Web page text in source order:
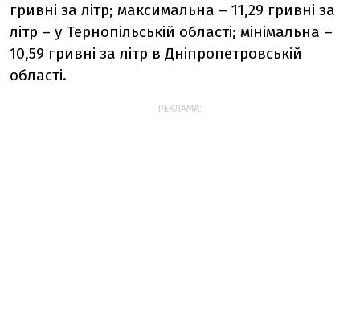
гривні за літр; максимальна – 11,29 гривні за
літр – у Тернопільській області; мінімальна –
10,59 гривні за літр в Дніпропетровській
області.
РЕКЛАМА: